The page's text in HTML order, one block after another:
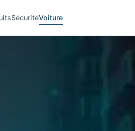
SécuritéVoiture